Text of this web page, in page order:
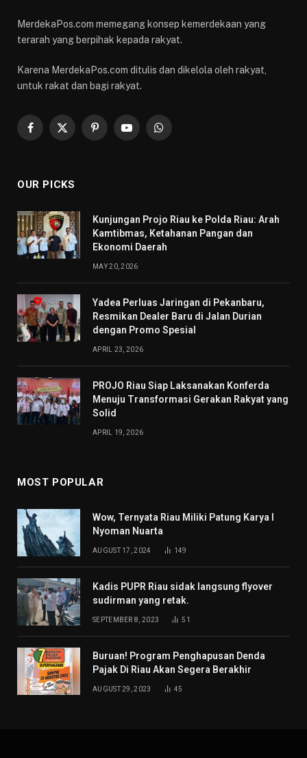
MerdekaPos.com memegang konsep kemerdekaan yang
terarah yang berpihak kepada rakyat.
Karena MerdekaPos.com ditulis dan dikelola oleh rakyat,
untuk rakat dan bagi rakyat.
Facebook
X
PinterestYouTubeWhatsApp
OUR PICKS
Kunjungan Projo Riau ke Polda Riau: Arah
Kamtibmas, Ketahanan Pangan dan
Ekonomi Daerah
MAY 20, 2026
Yadea Perluas Jaringan di Pekanbaru,
Resmikan Dealer Baru di Jalan Durian
dengan Promo Spesial
APRIL 23, 2026
PROJO Riau Siap Laksanakan Konferda
Menuju Transformasi Gerakan Rakyat yang
Solid
APRIL 19, 2026
MOST POPULAR
Wow, Ternyata Riau Miliki Patung Karya I
Nyoman Nuarta
AUGUST 17, 2024 149
Kadis PUPR Riau sidak langsung flyover
sudirman yang retak.
SEPTEMBER 8, 2023 51
Buruan! Program Penghapusan Denda
Pajak Di Riau Akan Segera Berakhir
AUGUST 29, 2023 45